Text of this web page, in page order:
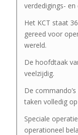
verdedigings- en
Het KCT staat
gereed voor
wereld.
De hoofdtaak
veelzijdig.
De
taken volledig
Speciale
operationeel